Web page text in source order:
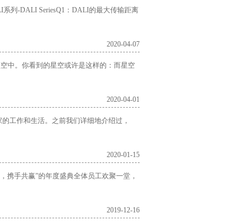
列-DALI SeriesQ1：DALI的最大传输距离
2020-04-07
中。你看到的星空或许是这样的：而星空
2020-04-01
工作和生活。之前我们详细地介绍过，
2020-01-15
携手共赢”的年度盛典全体员工欢聚一堂，
2019-12-16